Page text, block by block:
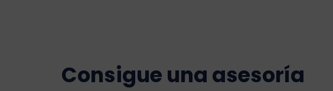
Consigue una asesoría